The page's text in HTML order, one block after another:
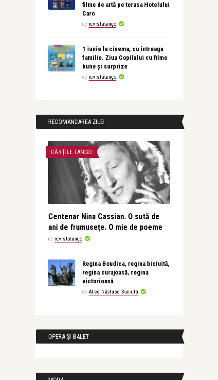
filme de artă pe terasa Hotelului
Caro
de revistatango
1 iunie la cinema, cu întreaga
familie. Ziua Copilului cu filme
bune și surprize
de revistatango
RECOMANDAREA ZILEI
CĂRȚILE TANGO
Centenar Nina Cassian. O sută de
ani de frumusețe. O mie de poeme
de revistatango
Regina Boudica, regina biciuită,
regina curajoasă, regina
victorioasă
de Alice Năstase Buciuta
OPERA ȘI BALET